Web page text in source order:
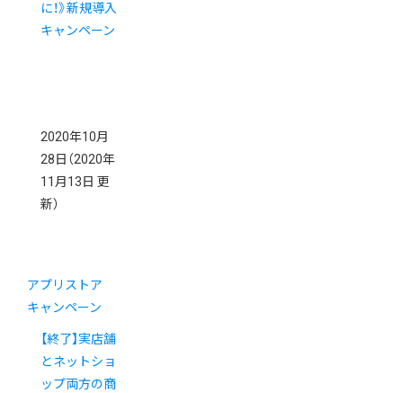
に！》新規導入
キャンペーン
2020年10月
28日 （2020年
11月13日 更
新）
アプリストア
キャンペーン
【終了】実店舗
とネットショ
ップ両方の商